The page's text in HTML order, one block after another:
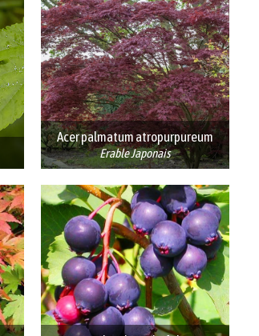
Acer palmatum atropurpureum
Erable Japonais